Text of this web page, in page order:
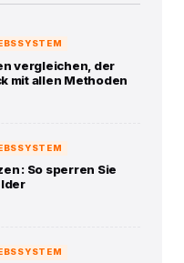
vergleichen, der
mit allen Methoden
: So sperren Sie